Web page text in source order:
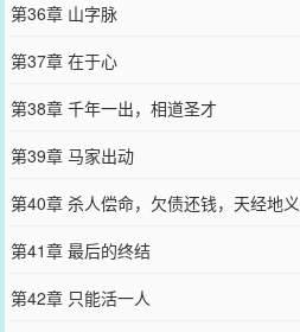
第36章 山字脉
第37章 在于心
第38章 千年一出，相道圣才
第39章 马家出动
第40章 杀人偿命，欠债还钱，天经地义
第41章 最后的终结
第42章 只能活一人